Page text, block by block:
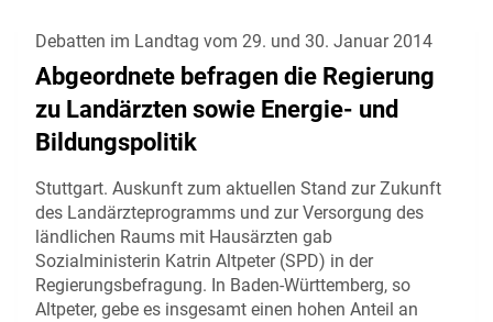
Debatten im Landtag vom 29. und 30. Januar 2014
Abgeordnete befragen die Regierung
zu Landärzten sowie Energie- und
Bildungspolitik
Stuttgart. Auskunft zum aktuellen Stand zur Zukunft
des Landärzteprogramms und zur Versorgung des
ländlichen Raums mit Hausärzten gab
Sozialministerin Katrin Altpeter (SPD) in der
Regierungsbefragung. In Baden-Württemberg, so
Altpeter, gebe es insgesamt einen hohen Anteil an